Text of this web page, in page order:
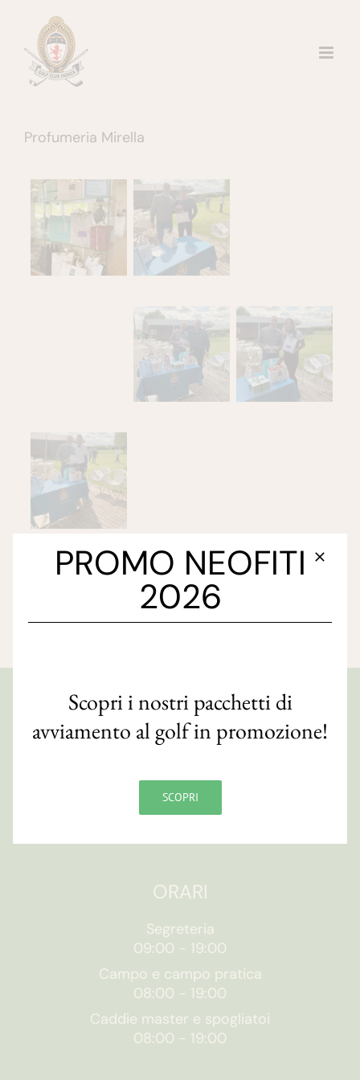
contenuto
Profumeria Mirella
GOLF CLUB FAENZA
CF 90007820393
ORARI
Segreteria
09:00 - 19:00
Campo e campo pratica
08:00 - 19:00
Caddie master e spogliatoi
08:00 - 19:00
PROMO NEOFITI
2026
Scopri i nostri pacchetti di
avviamento al golf in promozione!
SCOPRI